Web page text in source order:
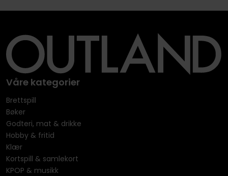
Våre kategorier
Brettspill
Bøker
Godteri, mat & drikke
Hobby & fritid
Klær
Kortspill & samlekort
KPOP & musikk